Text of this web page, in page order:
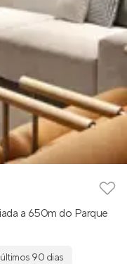
a 650m do Parque
90 dias